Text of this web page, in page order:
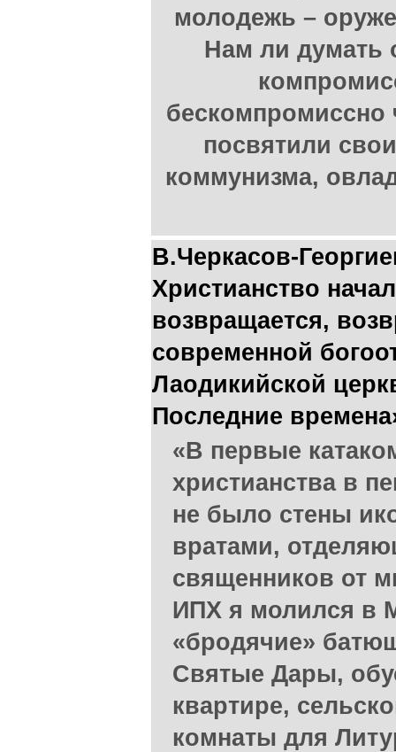
молодежь –
Нам ли думать
бескомпромиссно
посвятили
коммунизма,
В.Черкасов-
Христианство
возвращается,
современной
Лаодикийской
Последние
«В первые
христианства в
не было стены
вратами,
священников от
ИПХ я молился в
«бродячие»
Святые Дары,
квартире,
комнаты для